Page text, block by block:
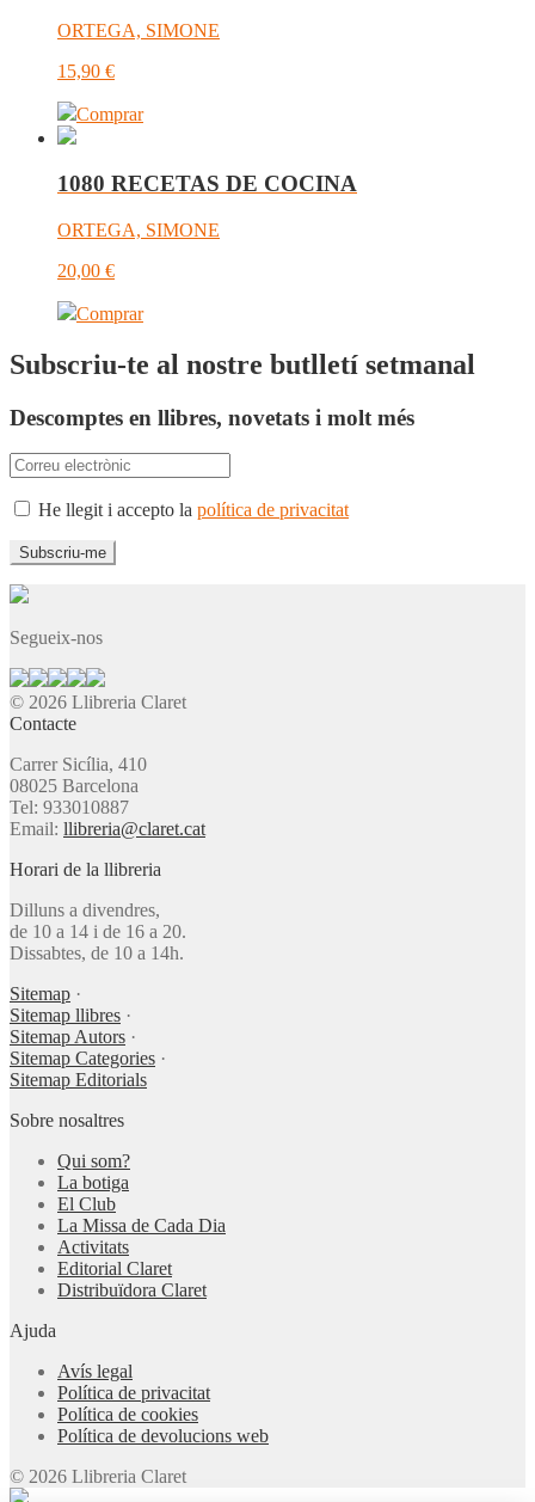
ORTEGA, SIMONE
15,90 €
Comprar
1080 RECETAS DE COCINA
ORTEGA, SIMONE
20,00 €
Comprar
Subscriu-te al nostre butlletí setmanal
Descomptes en llibres, novetats i molt més
He llegit i accepto la política de privacitat
Segueix-nos
© 2026 Llibreria Claret
Contacte
Carrer Sicília, 410
08025 Barcelona
Tel: 933010887
Email: llibreria@claret.cat
Horari de la llibreria
Dilluns a divendres,
de 10 a 14 i de 16 a 20.
Dissabtes, de 10 a 14h.
Sitemap ·
Sitemap llibres ·
Sitemap Autors ·
Sitemap Categories ·
Sitemap Editorials
Sobre nosaltres
Qui som?
La botiga
El Club
La Missa de Cada Dia
Activitats
Editorial Claret
Distribuïdora Claret
Ajuda
Avís legal
Política de privacitat
Política de cookies
Política de devolucions web
© 2026 Llibreria Claret